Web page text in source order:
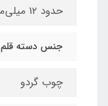
حدود 12 میلی‌متر
جنس دسته قلم
چوب گردو